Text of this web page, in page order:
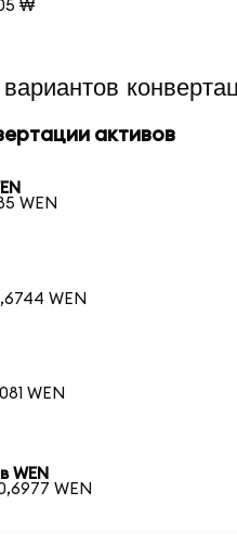
₩
активов
WEN
WEN
WEN
WEN
WEN